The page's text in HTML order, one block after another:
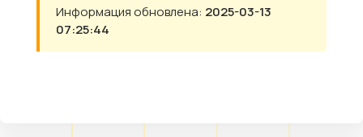
Информация обновлена: 2025-03-13
07:25:44